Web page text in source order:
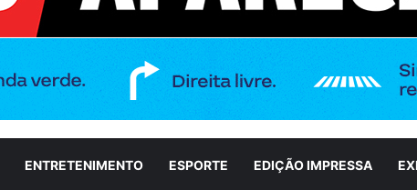
ENTRETENIMENTO ESPORTE EDIÇÃO IMPRESSA